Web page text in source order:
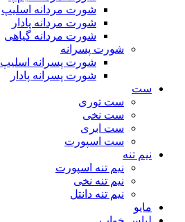
شورت مردانه اسلیپ
شورت مردانه پادار
شورت مردانه گیاهی
شورت پسرانه
شورت پسرانه اسلیپ
شورت پسرانه پادار
ست
ست توری
ست نخی
ست ابری
ست اسپورت
نیم تنه
نیم تنه اسپورت
نیم تنه نخی
نیم تنه دانتل
مایو